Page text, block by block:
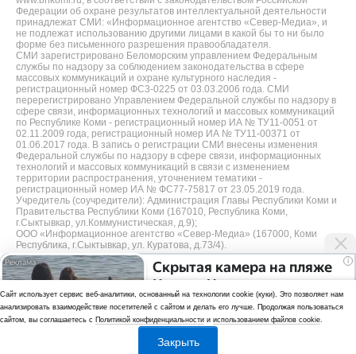
Федерации об охране результатов интеллектуальной деятельности
принадлежат СМИ: «Информационное агентство «Север-Медиа», и
не подлежат использованию другими лицами в какой бы то ни было
форме без письменного разрешения правообладателя.
СМИ зарегистрировано Беломорским управлением Федеральным
службы по надзору за соблюдением законодательства в сфере
массовых коммуникаций и охране культурного наследия -
регистрационный номер ФС3-0225 от 03.03.2006 года. СМИ
перерегистрировано Управлением Федеральной службы по надзору в
сфере связи, информационных технологий и массовых коммуникаций
по Республике Коми - регистрационный номер ИА № ТУ11-0051 от
02.11.2009 года, регистрационный номер ИА № ТУ11-00371 от
01.06.2017 года. В запись о регистрации СМИ внесены изменения
Федеральной службы по надзору в сфере связи, информационных
технологий и массовых коммуникаций в связи с изменением
территории распространения, уточнением тематики -
регистрационный номер ИА № ФС77-75817 от 23.05.2019 года.
Учредитель (соучредители): Администрация Главы Республики Коми и
Правительства Республики Коми (167010, Республика Коми,
г.Сыктывкар, ул.Коммунистическая, д.9);
ООО «Информационное агентство «Север-Медиа» (167000, Коми
Республика, г.Сыктывкар, ул. Куратова, д.73/4).
Разработка сайта — web-студия «Цифровой Век»
i
Скрытая камера на пляже
Крыма: Что люди
вытворяют, когда их не
видят...
Политика
конфиденциальности
Использование аналитики и файлов куки
Cайт использует сервис веб-аналитики, основанный на технологии cookie (куки). Это позволяет нам
анализировать взаимодействие посетителей с сайтом и делать его лучше. Продолжая пользоваться
сайтом, вы соглашаетесь с Политикой конфиденциальности и использованием файлов cookie.
Закрыть